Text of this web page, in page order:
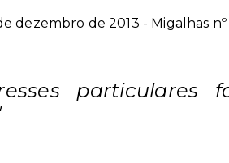
dezembro de 2013 - Migalhas nº
particulares